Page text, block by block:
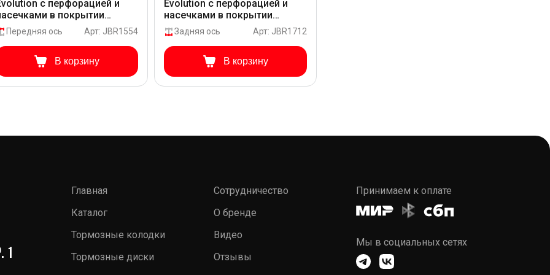
с перфорацией и
в покрытии
для Hyundai
HG PHG15
Передняя ось Арт: JBR1554
В корзину
Evolution с перфорацией и
насечками в покрытии
GEOMET для Hyundai
GRANDEUR HG PHG15
Задняя ось Арт: JBR1712
В корзину
1
Главная
Каталог
Тормозные колодки
Тормозные диски
Сотрудничество
О бренде
Видео
Отзывы
Принимаем к оплате
Мы в социальных сетях